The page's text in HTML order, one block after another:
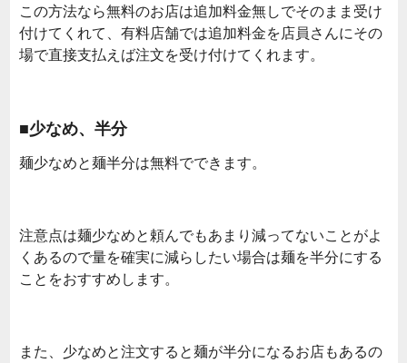
この方法なら無料のお店は追加料金無しでそのまま受け
付けてくれて、有料店舗では追加料金を店員さんにその
場で直接支払えば注文を受け付けてくれます。
■少なめ、半分
麺少なめと麺半分は無料でできます。
注意点は麺少なめと頼んでもあまり減ってないことがよ
くあるので量を確実に減らしたい場合は麺を半分にする
ことをおすすめします。
また、少なめと注文すると麺が半分になるお店もあるの